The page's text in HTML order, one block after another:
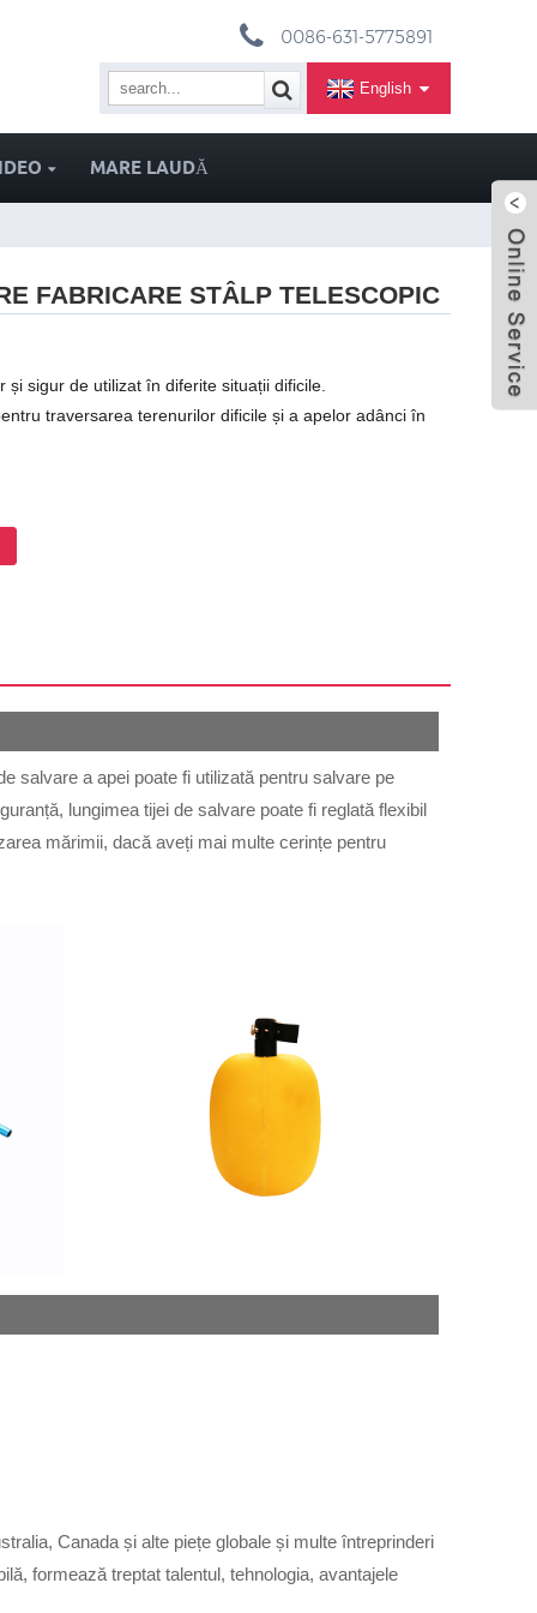
0086-631-5775891
English
MARE LAUDĂ
FABRICARE STÂLP TELESCOPIC
și sigur de utilizat în diferite situații dificile.
traversarea terenurilor dificile și a apelor adânci în
salvare a apei poate fi utilizată pentru salvare pe
lungimea tijei de salvare poate fi reglată flexibil
mărimii, dacă aveți mai multe cerințe pentru
Canada și alte piețe globale și multe întreprinderi
formează treptat talentul, tehnologia, avantajele